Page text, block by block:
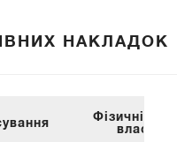
НАКЛАДОК
Фізичні та